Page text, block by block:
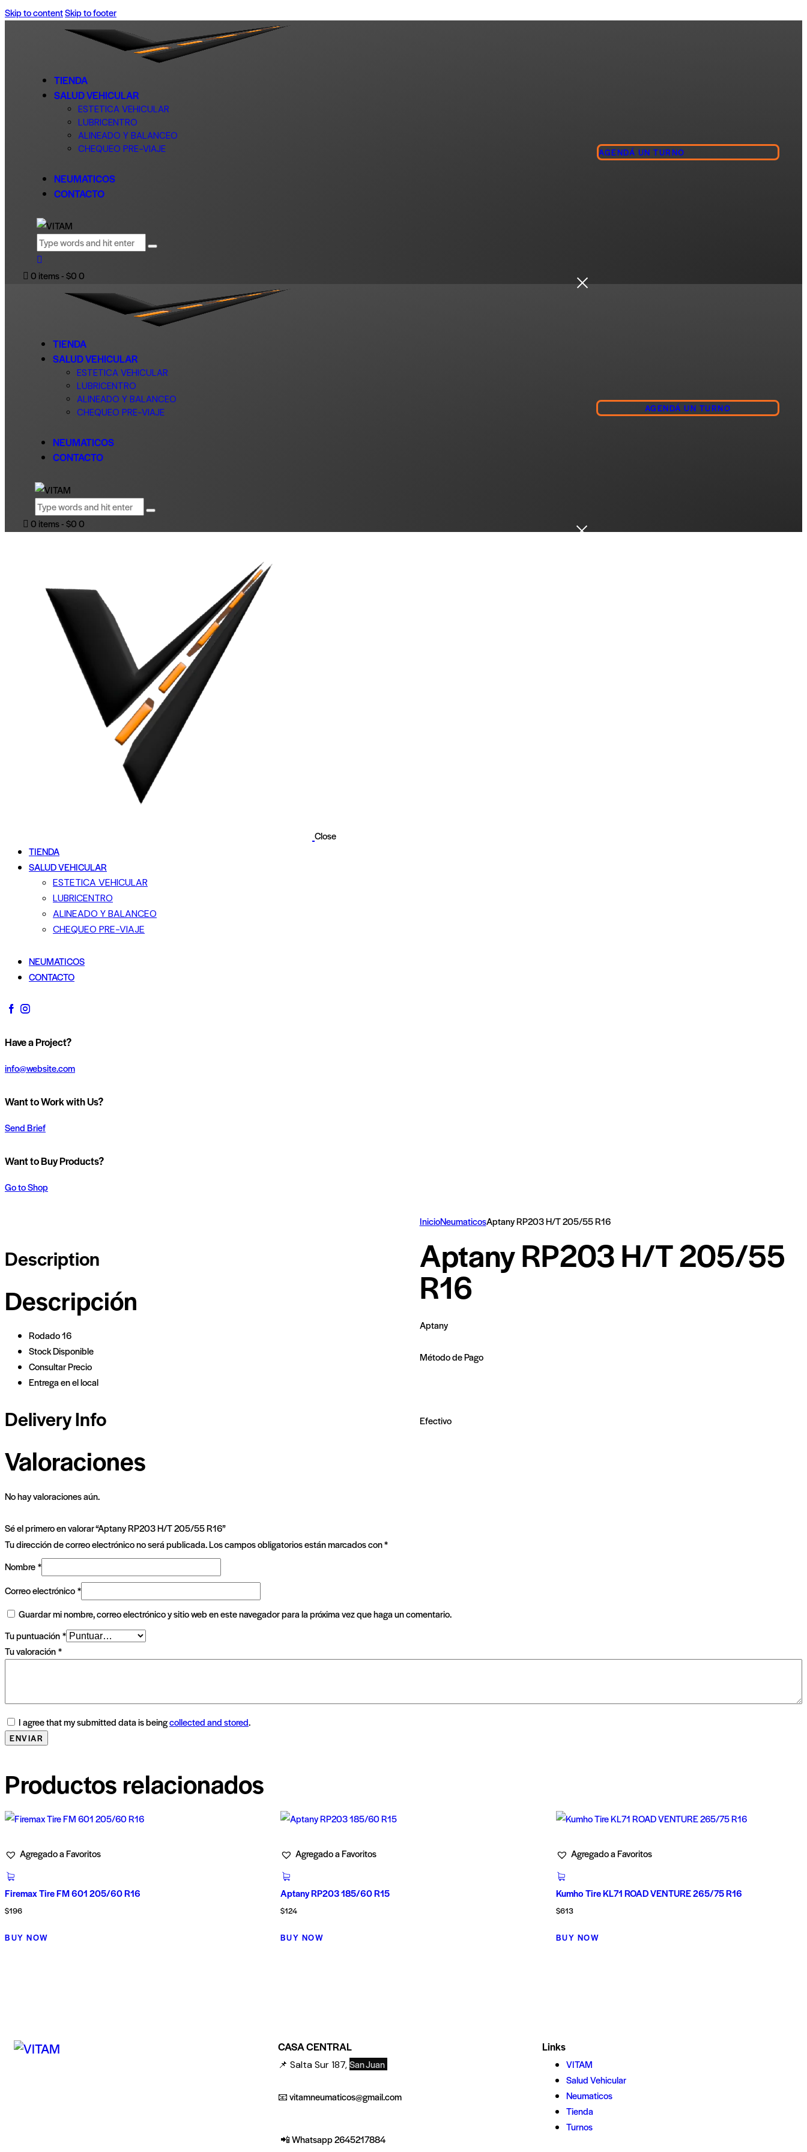
Skip to contentSkip to footer
TIENDA
SALUD VEHICULAR
ESTETICA VEHICULAR
LUBRICENTRO
ALINEADO Y BALANCEO
CHEQUEO PRE-VIAJE
NEUMATICOS
CONTACTO
0 items-$00
AGENDÁ UN TURNO
TIENDA
SALUD VEHICULAR
ESTETICA VEHICULAR
LUBRICENTRO
ALINEADO Y BALANCEO
CHEQUEO PRE-VIAJE
NEUMATICOS
CONTACTO
0 items-$00
AGENDÁ UN TURNO
Close
TIENDA
SALUD VEHICULAR
ESTETICA VEHICULAR
LUBRICENTRO
ALINEADO Y BALANCEO
CHEQUEO PRE-VIAJE
NEUMATICOS
CONTACTO
Have a Project?
info@website.com
Want to Work with Us?
Send Brief
Want to Buy Products?
Go to Shop
InicioNeumaticosAptany RP203 H/T 205/55 R16
Aptany RP203 H/T 205/55
R16
Aptany
Método de Pago
Efectivo
Description
Descripción
Rodado 16
Stock Disponible
Consultar Precio
Entrega en el local
Delivery Info
Valoraciones
No hay valoraciones aún.
Sé el primero en valorar “Aptany RP203 H/T 205/55 R16”
Tu dirección de correo electrónico no será publicada.Los campos obligatorios están marcados con*
Nombre*
Correo electrónico*
Guardar mi nombre, correo electrónico y sitio web en este navegador para la próxima vez que haga un comentario.
Tu puntuación*
Tu valoración*
I agree that my submitted data is beingcollected and stored.
Productos relacionados
Agregado a Favoritos
Firemax Tire FM 601 205/60 R16
$196
BUY NOW
Agregado a Favoritos
Aptany RP203 185/60 R15
$124
BUY NOW
Agregado a Favoritos
Kumho Tire KL71 ROAD VENTURE 265/75 R16
$613
BUY NOW
CASA CENTRAL
📌 Salta Sur 187,San Juan
📧 vitamneumaticos@gmail.com
📲 Whatsapp 2645217884
Links
VITAM
Salud Vehicular
Neumaticos
Tienda
Turnos